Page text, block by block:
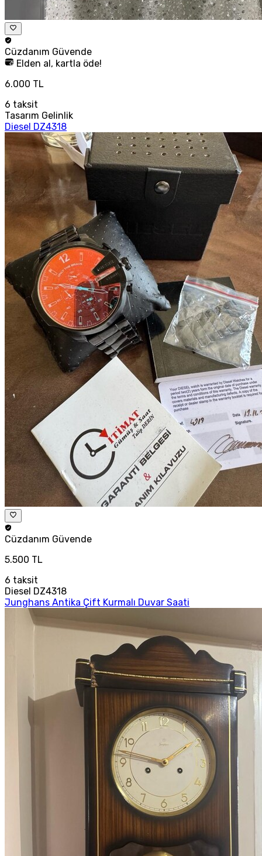
Cüzdanım Güvende
Elden al, kartla öde!
6.000 TL
6 taksit
Tasarım Gelinlik
Diesel DZ4318
Cüzdanım Güvende
5.500 TL
6 taksit
Diesel DZ4318
Junghans Antika Çift Kurmalı Duvar Saati